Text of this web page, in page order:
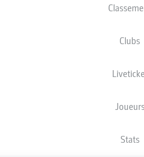
Clubs
Stats
COMPOSITIONS
49'
F.